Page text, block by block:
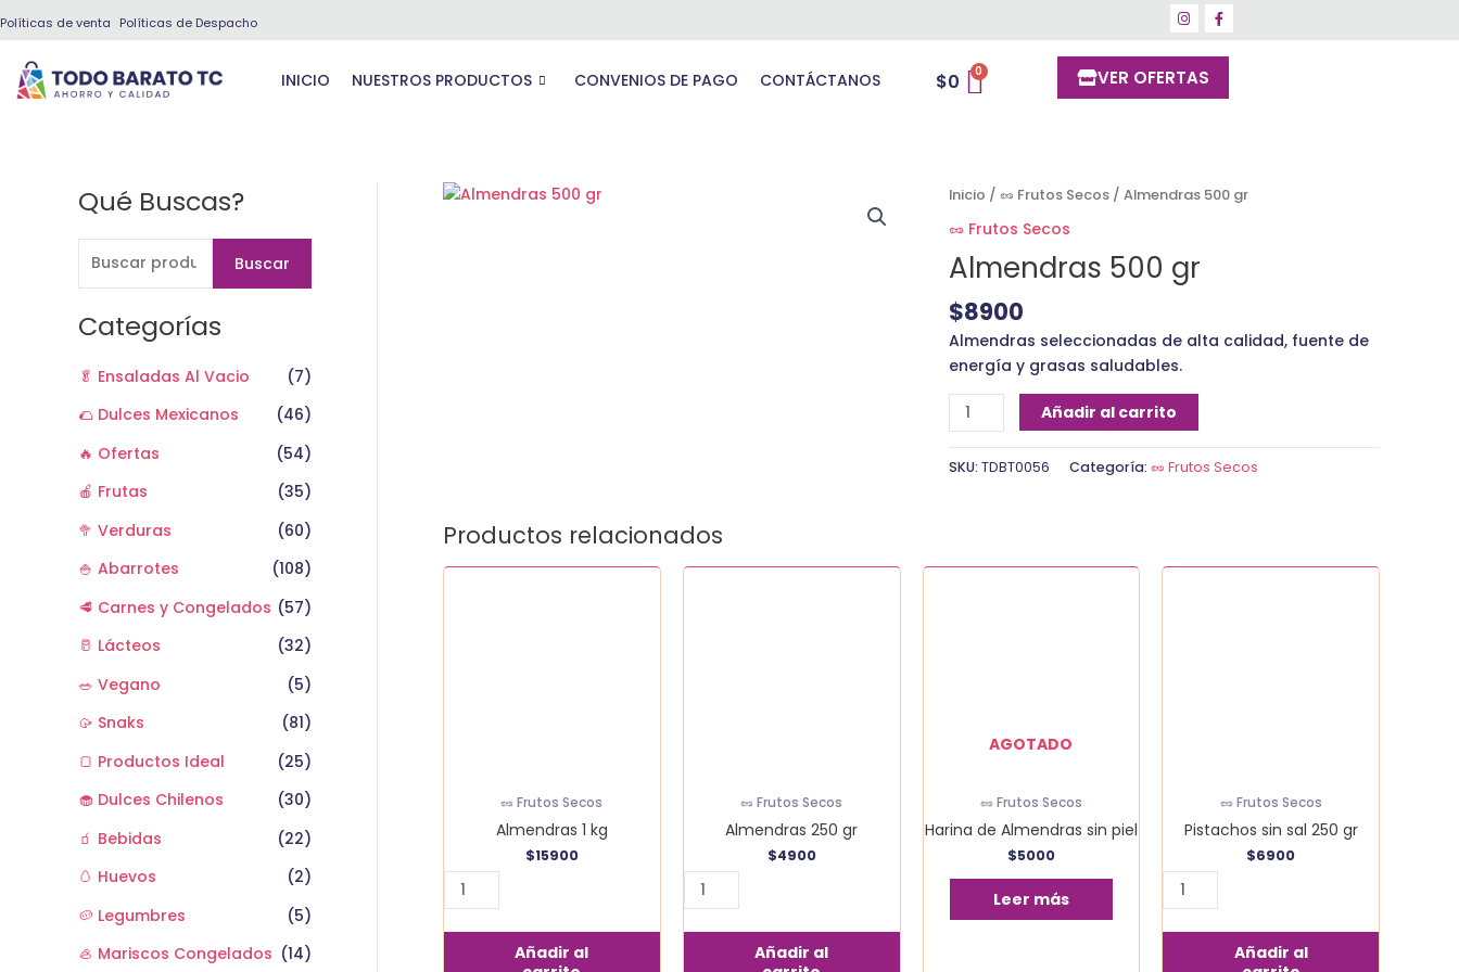
al
contenido
Políticas de venta Políticas de Despacho
INICIO NUESTROS PRODUCTOS CONVENIOS DE PAGO CONTÁCTANOS $0 VER OFERTAS
Qué Buscas?
B
c
a
p
o
Buscar
Categorías
🥬 Ensaladas Al Vacio
(7)
🌮 Dulces Mexicanos
(46)
🔥 Ofertas
(54)
🍎 Frutas
(35)
🥦 Verduras
(60)
🍚 Abarrotes
(108)
🥩 Carnes y Congelados (57)
🥛 Lácteos
(32)
🥗 Vegano
(5)
🥠 Snaks
(81)
🍞 Productos Ideal
(25)
🧁 Dulces Chilenos
(30)
🧃 Bebidas
(22)
🥚 Huevos
(2)
🥔 Legumbres
(5)
🦪 Mariscos Congelados (14)
Inicio /🥜 Frutos Secos / Almendras 500 gr
🥜 Frutos Secos
Almendras 500 gr
$8900
Almendras seleccionadas de alta calidad, fuente de
energía y grasas saludables.
Almendras
500
cantidad
Añadir al carrito
SKU:TDBT0056 Categoría:🥜 Frutos Secos
Productos relacionados
🥜 Frutos Secos
Almendras 1 kg
$15900
Añadir al
🥜 Frutos Secos
Almendras 250 gr
$4900
Añadir al
AGOTADO
🥜 Frutos Secos
Harina de Almendras sin piel
$5000
Leer más
🥜 Frutos Secos
Pistachos sin sal 250 gr
$6900
Añadir al